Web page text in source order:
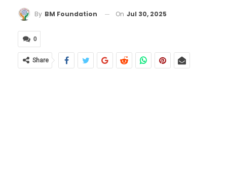
By BM Foundation On Jul 30, 2025
0
Share